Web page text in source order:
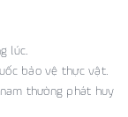
lúc.
bảo vệ thực vật.
thường phát huy